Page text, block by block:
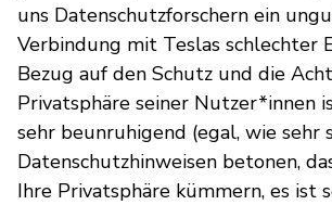
uns Datenschutzforschern ein
Verbindung mit Teslas schlechter
Bezug auf den Schutz und die
Privatsphäre seiner Nutzer*innen
sehr beunruhigend (egal, wie sehr
Datenschutzhinweisen betonen,
Ihre Privatsphäre kümmern, es ist